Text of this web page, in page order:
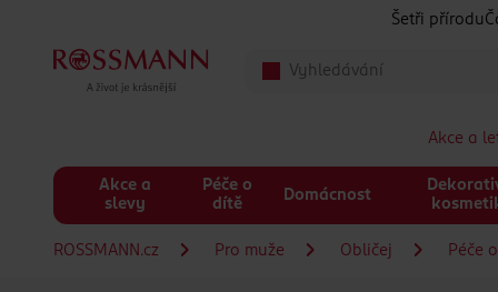
Šetři přírodu
Akce a
Akce a
slevy
Péče o
dítě
Domácnost
ROSSMANN.cz Pro muže Obličej Péče